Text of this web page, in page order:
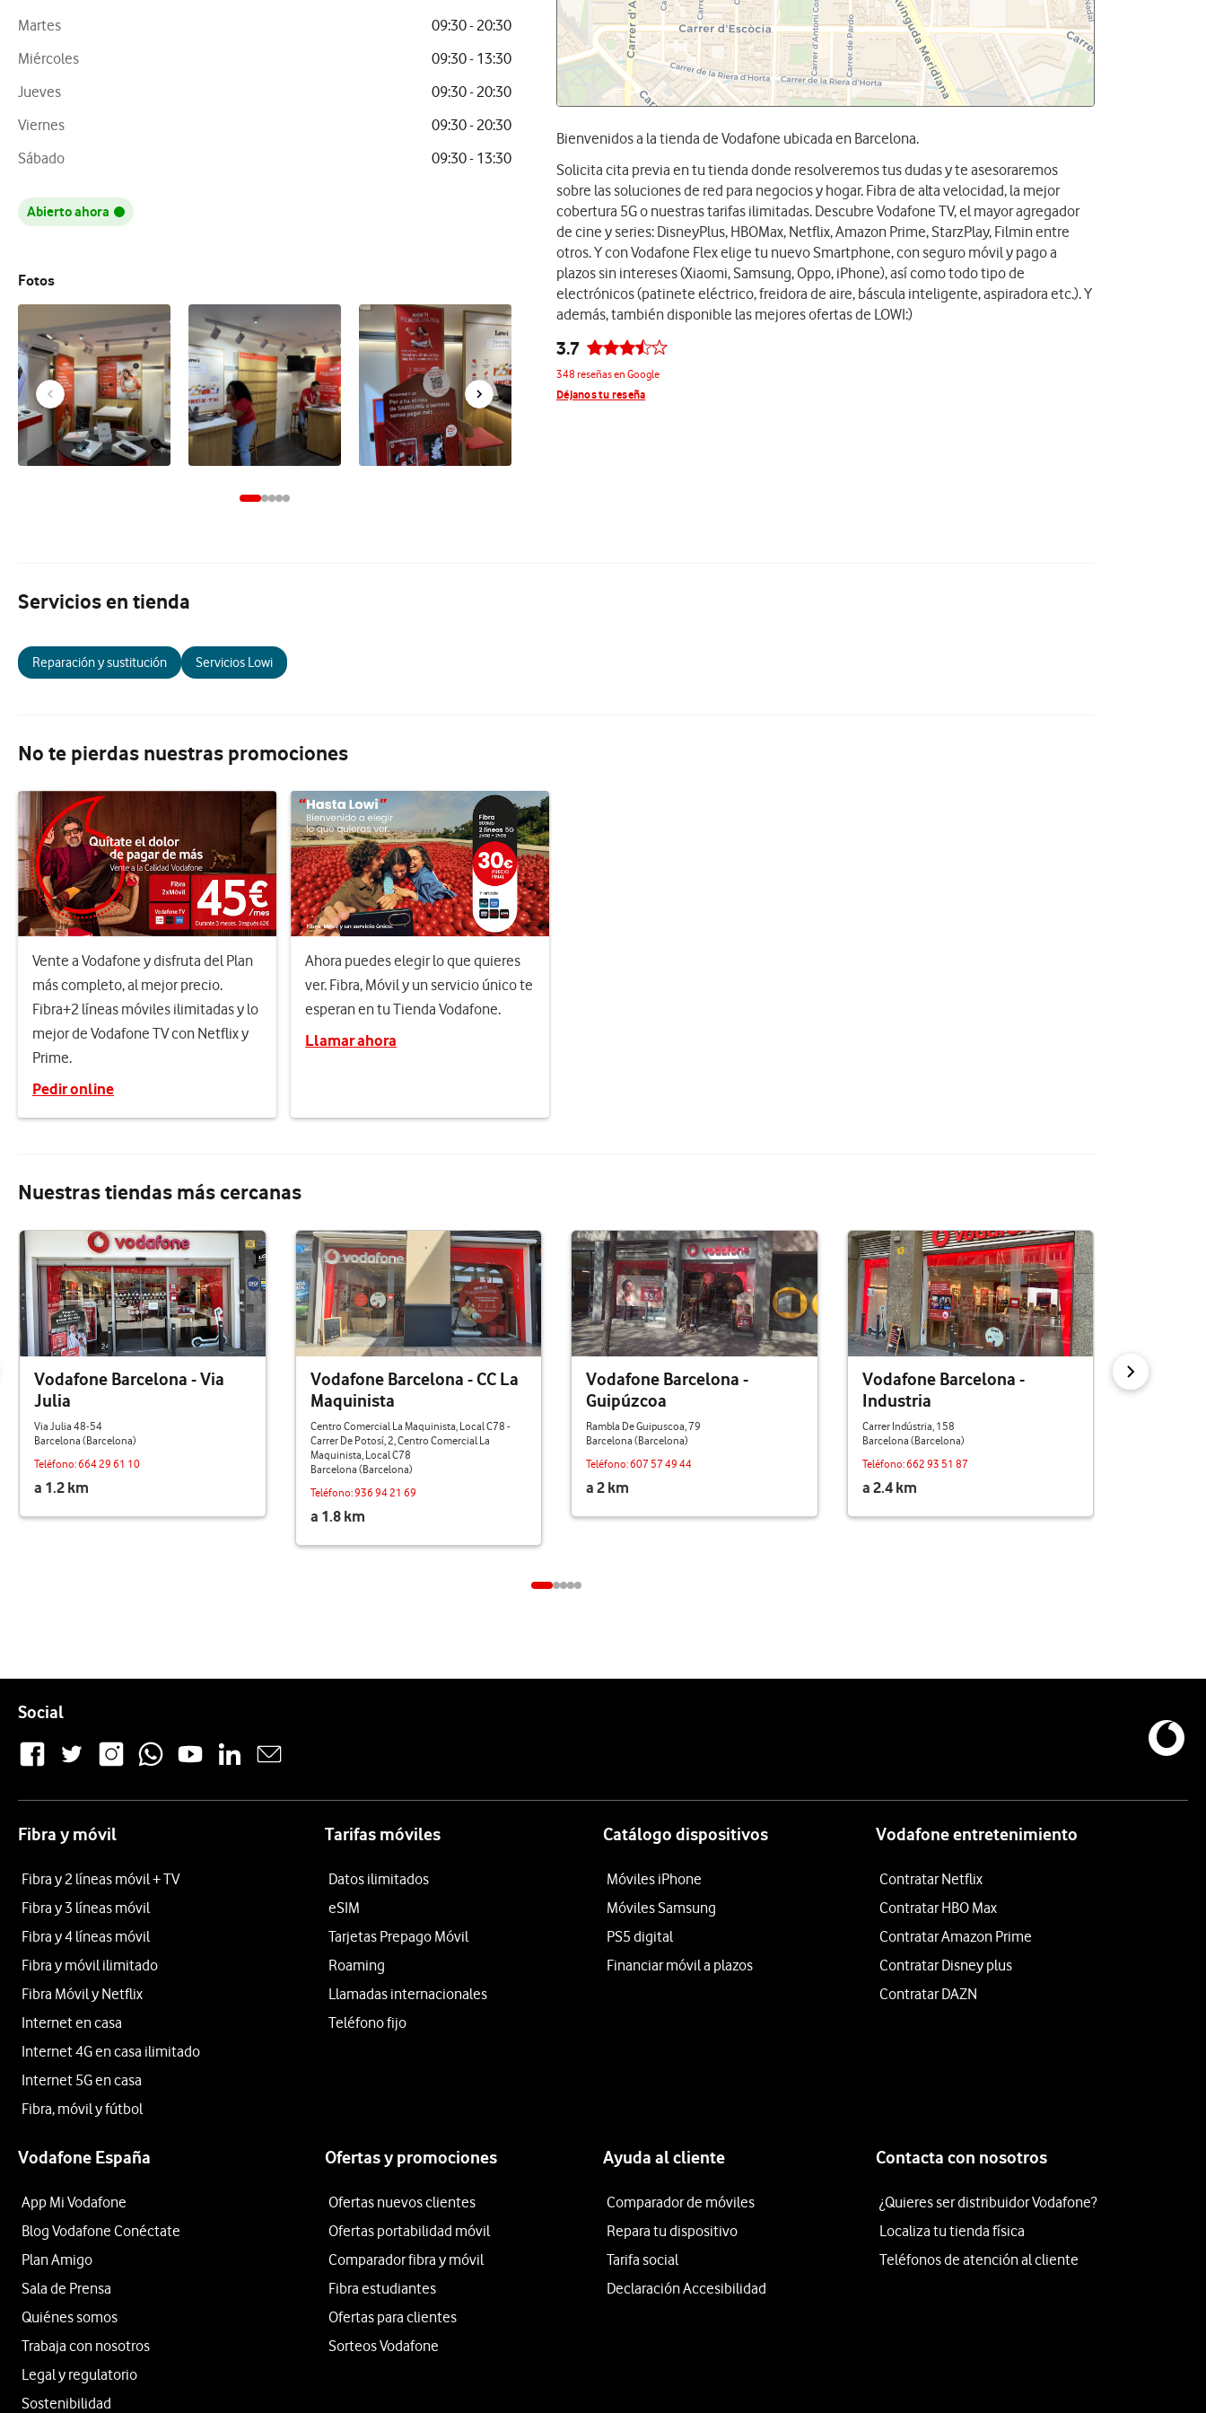
Martes
09:30 - 20:30
Miércoles
09:30 - 13:30
Jueves
09:30 - 20:30
Viernes
09:30 - 20:30
Sábado
09:30 - 13:30
Abierto ahora
Fotos
Bienvenidos a la tienda de Vodafone ubicada en Barcelona.
Solicita cita previa en tu tienda donde resolveremos tus dudas y te asesoraremos
sobre las soluciones de red para negocios y hogar. Fibra de alta velocidad, la mejor
cobertura 5G o nuestras tarifas ilimitadas. Descubre Vodafone TV, el mayor agregador
de cine y series: DisneyPlus, HBOMax, Netflix, Amazon Prime, StarzPlay, Filmin entre
otros. Y con Vodafone Flex elige tu nuevo Smartphone, con seguro móvil y pago a
plazos sin intereses (Xiaomi, Samsung, Oppo, iPhone), así como todo tipo de
electrónicos (patinete eléctrico, freidora de aire, báscula inteligente, aspiradora etc.). Y
además, también disponible las mejores ofertas de LOWI:)
3.7
348 reseñas en Google
Déjanos tu reseña
Servicios en tienda
Reparación y sustitución Servicios Lowi
No te pierdas nuestras promociones
Vente a Vodafone y disfruta del Plan
más completo, al mejor precio.
Fibra+2 líneas móviles ilimitadas y lo
mejor de Vodafone TV con Netflix y
Prime.
Pedir online
Ahora puedes elegir lo que quieres
ver. Fibra, Móvil y un servicio único te
esperan en tu Tienda Vodafone.
Llamar ahora
Nuestras tiendas más cercanas
Vodafone Barcelona - Via
Julia
Via Julia 48-54
Barcelona (Barcelona)
Teléfono:664 29 61 10
a 1.2 km
Vodafone Barcelona - CC La
Maquinista
Centro Comercial La Maquinista, Local C78 -
Carrer De Potosí, 2, Centro Comercial La
Maquinista, Local C78
Barcelona (Barcelona)
Teléfono:936 94 21 69
a 1.8 km
Vodafone Barcelona -
Guipúzcoa
Rambla De Guipuscoa, 79
Barcelona (Barcelona)
Teléfono:607 57 49 44
a 2 km
Vodafone Barcelona -
Industria
Carrer Indústria, 158
Barcelona (Barcelona)
Teléfono:662 93 51 87
a 2.4 km
SocialEnlaces a las redes sociales de Vodafone
Fibra y móvil
Fibra y 2 líneas móvil + TV
Fibra y 3 líneas móvil
Fibra y 4 líneas móvil
Fibra y móvil ilimitado
Fibra Móvil y Netflix
Internet en casa
Internet 4G en casa ilimitado
Internet 5G en casa
Fibra, móvil y fútbol
Tarifas móviles
Datos ilimitados
eSIM
Tarjetas Prepago Móvil
Roaming
Llamadas internacionales
Teléfono fijo
Catálogo dispositivos
Móviles iPhone
Móviles Samsung
PS5 digital
Financiar móvil a plazos
Vodafone entretenimiento
Contratar Netflix
Contratar HBO Max
Contratar Amazon Prime
Contratar Disney plus
Contratar DAZN
Vodafone España
App Mi Vodafone
Blog Vodafone Conéctate
Plan Amigo
Sala de Prensa
Quiénes somos
Trabaja con nosotros
Legal y regulatorio
Sostenibilidad
Ofertas y promociones
Ofertas nuevos clientes
Ofertas portabilidad móvil
Comparador fibra y móvil
Fibra estudiantes
Ofertas para clientes
Sorteos Vodafone
Ayuda al cliente
Comparador de móviles
Repara tu dispositivo
Tarifa social
Declaración Accesibilidad
Contacta con nosotros
¿Quieres ser distribuidor Vodafone?
Localiza tu tienda física
Teléfonos de atención al cliente